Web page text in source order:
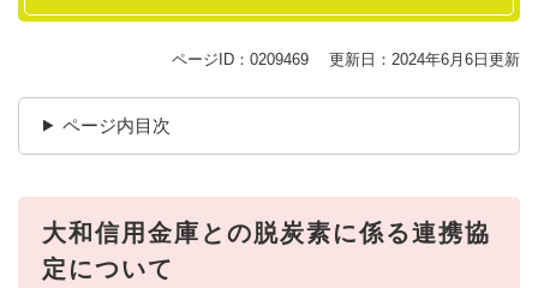
ページID：0209469 更新日：2024年6月6日更新
ページ内目次
大和信用金庫との脱炭素に係る連携協
定について